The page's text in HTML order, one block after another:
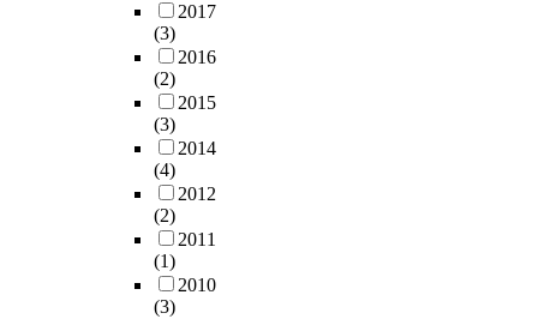
2017
(3)
2016
(2)
2015
(3)
2014
(4)
2012
(2)
2011
(1)
2010
(3)